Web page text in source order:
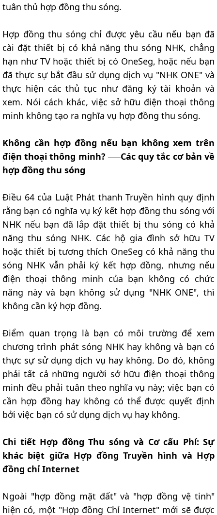
tuân thủ hợp đồng thu sóng.
Hợp đồng thu sóng chỉ được yêu cầu nếu bạn đã
cài đặt thiết bị có khả năng thu sóng NHK, chẳng
hạn như TV hoặc thiết bị có OneSeg, hoặc nếu bạn
đã thực sự bắt đầu sử dụng dịch vụ "NHK ONE" và
thực hiện các thủ tục như đăng ký tài khoản và
xem. Nói cách khác, việc sở hữu điện thoại thông
minh không tạo ra nghĩa vụ hợp đồng thu sóng.
Không cần hợp đồng nếu bạn không xem trên
điện thoại thông minh? ──Các quy tắc cơ bản về
hợp đồng thu sóng
Điều 64 của Luật Phát thanh Truyền hình quy định
rằng bạn có nghĩa vụ ký kết hợp đồng thu sóng với
NHK nếu bạn đã lắp đặt thiết bị thu sóng có khả
năng thu sóng NHK. Các hộ gia đình sở hữu TV
hoặc thiết bị tương thích OneSeg có khả năng thu
sóng NHK vẫn phải ký kết hợp đồng, nhưng nếu
điện thoại thông minh của bạn không có chức
năng này và bạn không sử dụng "NHK ONE", thì
không cần ký hợp đồng.
Điểm quan trọng là bạn có môi trường để xem
chương trình phát sóng NHK hay không và bạn có
thực sự sử dụng dịch vụ hay không. Do đó, không
phải tất cả những người sở hữu điện thoại thông
minh đều phải tuân theo nghĩa vụ này; việc bạn có
cần hợp đồng hay không có thể được quyết định
bởi việc bạn có sử dụng dịch vụ hay không.
Chi tiết Hợp đồng Thu sóng và Cơ cấu Phí: Sự
khác biệt giữa Hợp đồng Truyền hình và Hợp
đồng chỉ Internet
Ngoài "hợp đồng mặt đất" và "hợp đồng vệ tinh"
hiện có, một "Hợp đồng Chỉ Internet" mới sẽ được